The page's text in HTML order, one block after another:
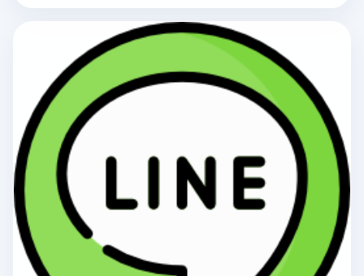
Facebook耐用号成为了许多商家和营销人员的首选，能够有
效防止封号或限制，确保账户稳定、长期使用。